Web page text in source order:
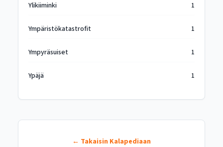
Ylikiiminki 1
Ympäristökatastrofit 1
Ympyräsuiset 1
Ypäjä 1
← Takaisin Kalapediaan